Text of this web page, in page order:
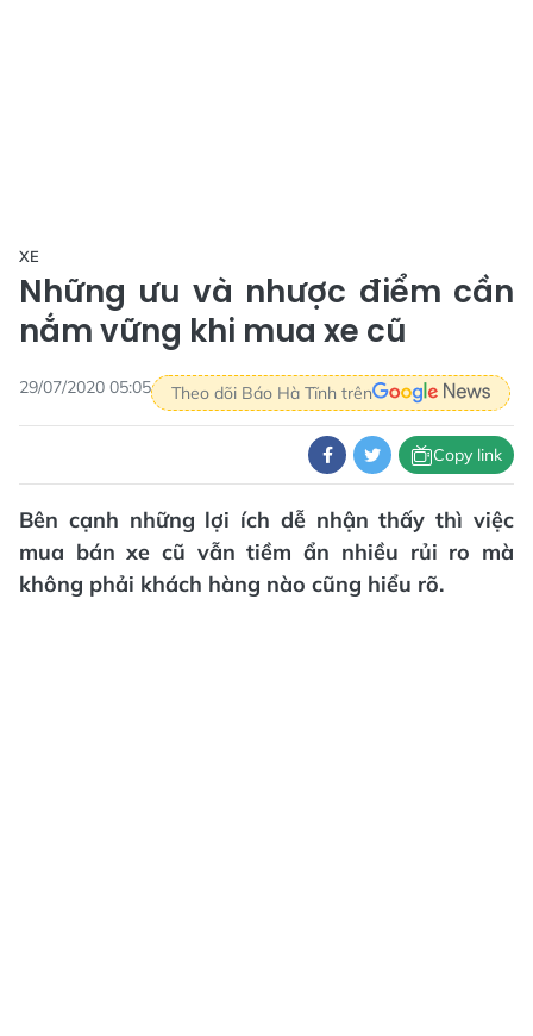
XE
Những ưu và nhược điểm cần
nắm vững khi mua xe cũ
29/07/2020 05:05 Theo dõi Báo Hà Tĩnh trên
Copy link
Bên cạnh những lợi ích dễ nhận thấy thì việc
mua bán xe cũ vẫn tiềm ẩn nhiều rủi ro mà
không phải khách hàng nào cũng hiểu rõ.